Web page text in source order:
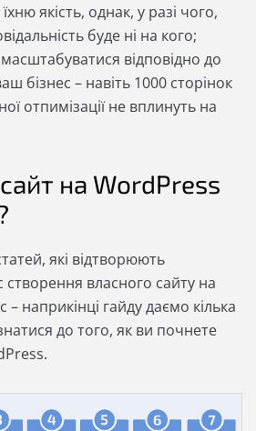
якість, однак, у разі чого,
буде ні на кого;
відповідно до
бізнес – навіть 1000 сторінок
отпимізації не вплинуть на
на WordPress
які відтворюють
власного сайту на
наприкінці гайду даємо кілька
до того, як ви почнете